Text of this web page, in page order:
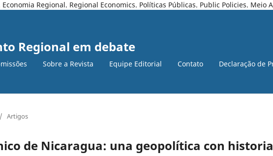
Regional. Regional Economics. Políticas Públicas. Public Policies. Meio
Regional em debate
Sobre a Revista Equipe Editorial Contato Declaração de
/ Artigos
de Nicaragua: una geopolítica con historia